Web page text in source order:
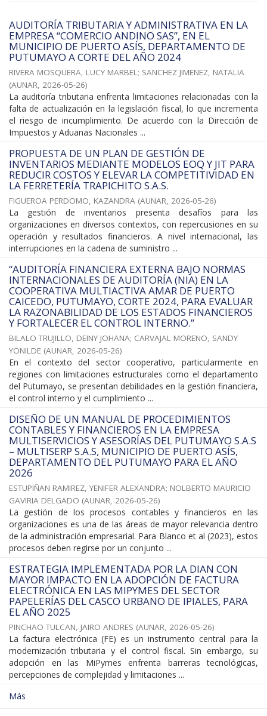
AUDITORÍA TRIBUTARIA Y ADMINISTRATIVA EN LA
EMPRESA “COMERCIO ANDINO SAS”, EN EL
MUNICIPIO DE PUERTO ASÍS, DEPARTAMENTO DE
PUTUMAYO A CORTE DEL AÑO 2024
RIVERA MOSQUERA, LUCY MARBEL; SANCHEZ JIMENEZ, NATALIA
(AUNAR, 2026-05-26)
La auditoría tributaria enfrenta limitaciones relacionadas con la
falta de actualización en la legislación fiscal, lo que incrementa
el riesgo de incumplimiento. De acuerdo con la Dirección de
Impuestos y Aduanas Nacionales ...
PROPUESTA DE UN PLAN DE GESTIÓN DE
INVENTARIOS MEDIANTE MODELOS EOQ Y JIT PARA
REDUCIR COSTOS Y ELEVAR LA COMPETITIVIDAD EN
LA FERRETERÍA TRAPICHITO S.A.S.
FIGUEROA PERDOMO, KAZANDRA (AUNAR, 2026-05-26)
La gestión de inventarios presenta desafíos para las
organizaciones en diversos contextos, con repercusiones en su
operación y resultados financieros. A nivel internacional, las
interrupciones en la cadena de suministro ...
“AUDITORÍA FINANCIERA EXTERNA BAJO NORMAS
INTERNACIONALES DE AUDITORÍA (NIA) EN LA
COOPERATIVA MULTIACTIVA AMAR DE PUERTO
CAICEDO, PUTUMAYO, CORTE 2024, PARA EVALUAR
LA RAZONABILIDAD DE LOS ESTADOS FINANCIEROS
Y FORTALECER EL CONTROL INTERNO.”
BILALO TRUJILLO, DEINY JOHANA; CARVAJAL MORENO, SANDY
YONILDE (AUNAR, 2026-05-26)
En el contexto del sector cooperativo, particularmente en
regiones con limitaciones estructurales como el departamento
del Putumayo, se presentan debilidades en la gestión financiera,
el control interno y el cumplimiento ...
DISEÑO DE UN MANUAL DE PROCEDIMIENTOS
CONTABLES Y FINANCIEROS EN LA EMPRESA
MULTISERVICIOS Y ASESORÍAS DEL PUTUMAYO S.A.S
– MULTISERP S.A.S, MUNICIPIO DE PUERTO ASÍS,
DEPARTAMENTO DEL PUTUMAYO PARA EL AÑO
2026
ESTUPIÑAN RAMIREZ, YENIFER ALEXANDRA; NOLBERTO MAURICIO
GAVIRIA DELGADO (AUNAR, 2026-05-26)
La gestión de los procesos contables y financieros en las
organizaciones es una de las áreas de mayor relevancia dentro
de la administración empresarial. Para Blanco et al (2023), estos
procesos deben regirse por un conjunto ...
ESTRATEGIA IMPLEMENTADA POR LA DIAN CON
MAYOR IMPACTO EN LA ADOPCIÓN DE FACTURA
ELECTRÓNICA EN LAS MIPYMES DEL SECTOR
PAPELERÍAS DEL CASCO URBANO DE IPIALES, PARA
EL AÑO 2025
PINCHAO TULCAN, JAIRO ANDRES (AUNAR, 2026-05-26)
La factura electrónica (FE) es un instrumento central para la
modernización tributaria y el control fiscal. Sin embargo, su
adopción en las MiPymes enfrenta barreras tecnológicas,
percepciones de complejidad y limitaciones ...
Más